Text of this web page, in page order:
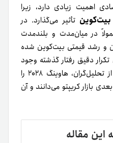
اهمیت زیادی دارد، زیرا
تأثیر می‌گذارد. در
در میان‌مدت و بلندمدت
و رشد قیمتی بیت‌کوین شده
دقیق رفتار گذشته وجود
ندارد. به همین دلیل، بسیاری از تحلیل‌گران، هاوینگ ۲۰۲۸ را
بازار کریپتو می‌دانند و آن
این مقاله